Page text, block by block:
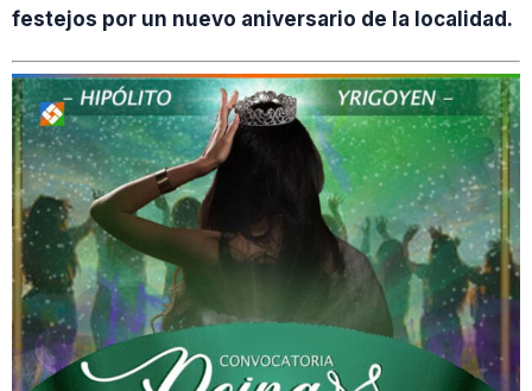
festejos por un nuevo aniversario de la localidad.